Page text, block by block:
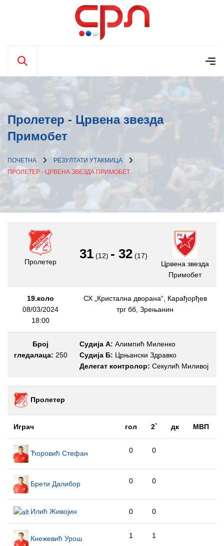
Пролетер - Црвена звезда
Примобет
ПОЧЕТНА
РЕЗУЛТАТИ УТАКМИЦА
ПРОЛЕТЕР - ЦРВЕНА ЗВЕЗДА ПРИМОБЕТ
Пролетер
31 (12) - 32 (17)
Црвена звезда
Примобет
19.коло
08/03/2024
18:00
СХ „Кристална дворана“, Карађорђев
трг бб, Зрењанин
Број
гледалаца: 250
Судија А: Алимпић Миленко
Судија Б: Црњански Здравко
Делегат контролор: Секулић Миливој
Пролетер
Играч гол 2` дк МВП
Ћоровић Стефан 0 0
Брети Далибор 0 0
Илић Живојин 0 0
Кнежевић Урош 1 1